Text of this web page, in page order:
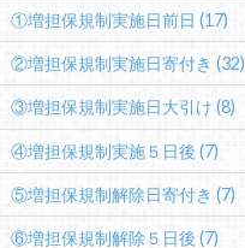
①増担保規制実施日前日 (17)
②増担保規制実施日寄付き (32)
③増担保規制実施日大引け (8)
④増担保規制実施５日後 (7)
⑤増担保規制解除日寄付き (7)
⑥増担保規制解除５日後 (7)